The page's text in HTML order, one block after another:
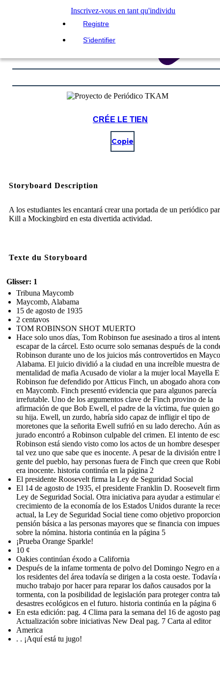
Inscrivez-vous en tant qu'individu
Registre
S'identifier
CRÉE LE TIEN
Copie
Storyboard Description
A los estudiantes les encantará crear una portada de un periódico
Kill a Mockingbird en esta divertida actividad.
Texte du Storyboard
Glisser: 1
Tribuna Maycomb
Maycomb, Alabama
15 de agosto de 1935
2 centavos
TOM ROBINSON SHOT MUERTO
Hace solo unos días, Tom Robinson fue asesinado a tiros al
escapar de la cárcel. Esto ocurre solo semanas después de la
Robinson durante uno de los juicios más controvertidos en
Alabama. El juicio dividió a la ciudad en una increíble muestra de
mentalidad de mafia Acusado de violar a la mujer local Mayella
Robinson fue defendido por Atticus Finch, un abogado ahora
en Maycomb. Finch presentó evidencia que para algunos parecía
irrefutable. Uno de los argumentos clave de Finch provino de la
afirmación de que Bob Ewell, el padre de la víctima, fue quien
su hija. Ewell, un zurdo, habría sido capaz de infligir el tipo de
moretones que la señorita Ewell sufrió en su lado derecho. Aún
jurado encontró a Robinson culpable del crimen. El intento de
Robinson está siendo visto como los actos de un hombre
tal vez uno que sabe que es inocente. A pesar de la división entre
gente del pueblo, hay personas fuera de Finch que creen que
era inocente. historia continúa en la página 2
El presidente Roosevelt firma la Ley de Seguridad Social
El 14 de agosto de 1935, el presidente Franklin D. Roosevelt
Ley de Seguridad Social. Otra iniciativa para ayudar a estimular
crecimiento de la economía de los Estados Unidos durante la
actual, la Ley de Seguridad Social tiene como objetivo
pensión básica a las personas mayores que se financia con
sobre la nómina. historia continúa en la página 5
¡Prueba Orange Sparkle!
10 ¢
Oakies continúan éxodo a California
Después de la infame tormenta de polvo del Domingo Negro en
los residentes del área todavía se dirigen a la costa oeste. Todavía
mucho trabajo por hacer para reparar los daños causados por la
tormenta, con la posibilidad de legislación para proteger contra
desastres ecológicos en el futuro. historia continúa en la página 6
En esta edición: pag. 4 Clima para la semana del 16 de agosto
Actualización sobre iniciativas New Deal pag. 7 Carta al editor
America
. . ¡Aquí está tu jugo!